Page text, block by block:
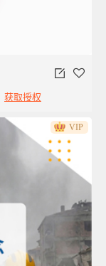
获取授权
VIP